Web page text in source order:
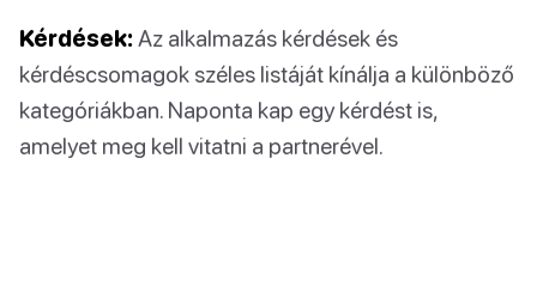
Kérdések: Az alkalmazás kérdések és
kérdéscsomagok széles listáját kínálja a különböző
kategóriákban. Naponta kap egy kérdést is,
amelyet meg kell vitatni a partnerével.